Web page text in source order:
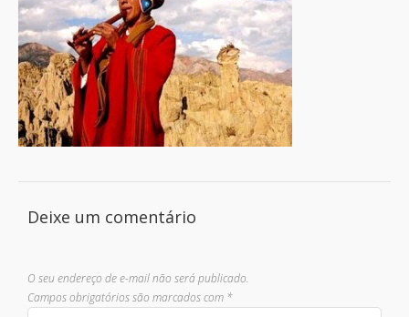
Deixe um comentário
O seu endereço de e-mail não será publicado.
Campos obrigatórios são marcados com *